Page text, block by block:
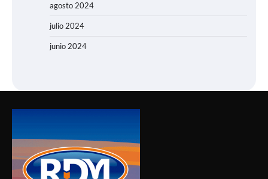
agosto 2024
julio 2024
junio 2024